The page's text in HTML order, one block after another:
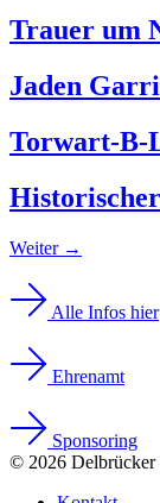
Trauer um
Jaden
Torwart-B-
Weiter →
Alle Infos hier
Ehrenamt
Sponsoring
© 2026 Delbrücker